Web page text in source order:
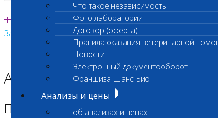
Единая круглосуточная справочная
+7 495 260 0 260
Заказать звонок с сайта
Что такое независимость
Фото лаборатории
Договор (оферта)
Правила оказания ветеринарной
Новости
Электронный документооборот
Франшиза Шанс Био
Анализы и цены
об анализах и ценах
Главная страница
Авторизация
Пожалуйста, авторизуйтесь